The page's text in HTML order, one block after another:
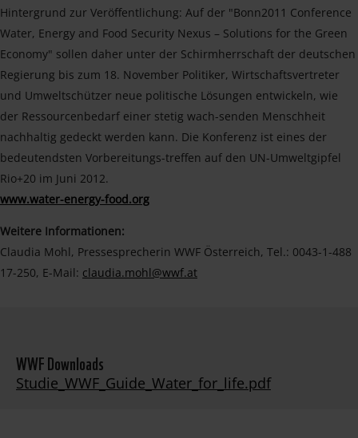
Hintergrund zur Veröffentlichung: Auf der "Bonn2011 Conference
Water, Energy and Food Security Nexus – Solutions for the Green
Economy" sollen daher unter der Schirmherrschaft der deutschen
Regierung bis zum 18. November Politiker, Wirtschaftsvertreter
und Umweltschützer neue politische Lösungen entwickeln, wie
der Ressourcenbedarf einer stetig wach-senden Menschheit
nachhaltig gedeckt werden kann. Die Konferenz ist eines der
bedeutendsten Vorbereitungs-treffen auf den UN-Umweltgipfel
Rio+20 im Juni 2012.
www.water-energy-food.org
Weitere Informationen:
Claudia Mohl, Pressesprecherin WWF Österreich, Tel.: 0043-1-488
17-250, E-Mail: claudia.mohl@wwf.at
WWF Downloads
Studie_WWF_Guide_Water_for_life.pdf